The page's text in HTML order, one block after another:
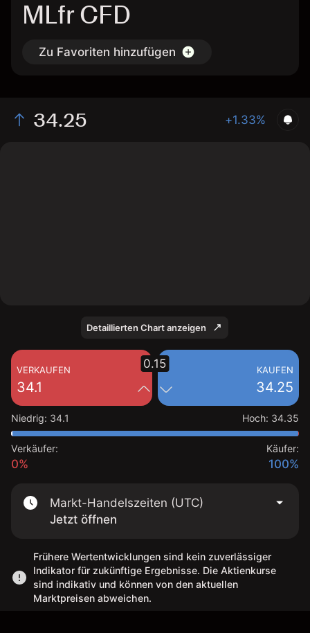
MLfr CFD
Zu Favoriten hinzufügen
34.25 +1.33%
Detaillierten Chart anzeigen
VERKAUFEN
34.1
KAUFEN
34.25
0.15
Niedrig: 34.1 Hoch: 34.35
Verkäufer:
0%
Käufer:
100%
Markt-Handelszeiten (UTC)
Jetzt öffnen
Frühere Wertentwicklungen sind kein zuverlässiger
Indikator für zukünftige Ergebnisse. Die Aktienkurse
sind indikativ und können von den aktuellen
Marktpreisen abweichen.